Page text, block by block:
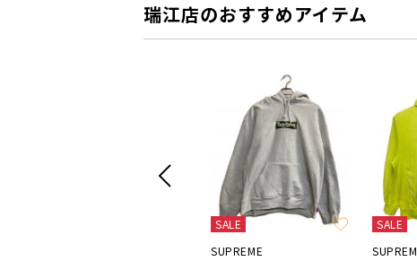
瑞江店のおすすめアイテム
SALE
SUPREME
SALE